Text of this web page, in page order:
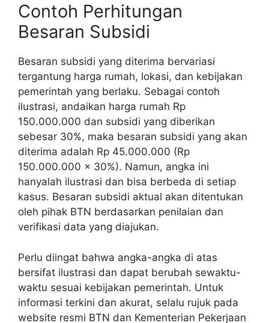
Contoh Perhitungan
Besaran Subsidi
Besaran subsidi yang diterima bervariasi
tergantung harga rumah, lokasi, dan kebijakan
pemerintah yang berlaku. Sebagai contoh
ilustrasi, andaikan harga rumah Rp
150.000.000 dan subsidi yang diberikan
sebesar 30%, maka besaran subsidi yang akan
diterima adalah Rp 45.000.000 (Rp
150.000.000 x 30%). Namun, angka ini
hanyalah ilustrasi dan bisa berbeda di setiap
kasus. Besaran subsidi aktual akan ditentukan
oleh pihak BTN berdasarkan penilaian dan
verifikasi data yang diajukan.
Perlu diingat bahwa angka-angka di atas
bersifat ilustrasi dan dapat berubah sewaktu-
waktu sesuai kebijakan pemerintah. Untuk
informasi terkini dan akurat, selalu rujuk pada
website resmi BTN dan Kementerian Pekerjaan